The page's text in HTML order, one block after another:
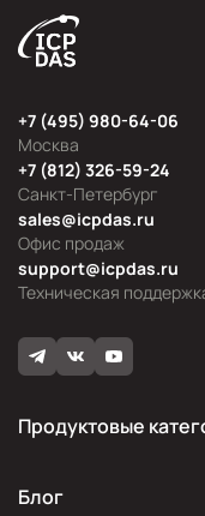
Москва
+7 (495) 980-64-06
Офис продаж
sales@icpdas.ru
Санкт-Петербург
+7 (812) 326-59-24
Техническая
support@icpdas.ru
Продуктовые
Блог